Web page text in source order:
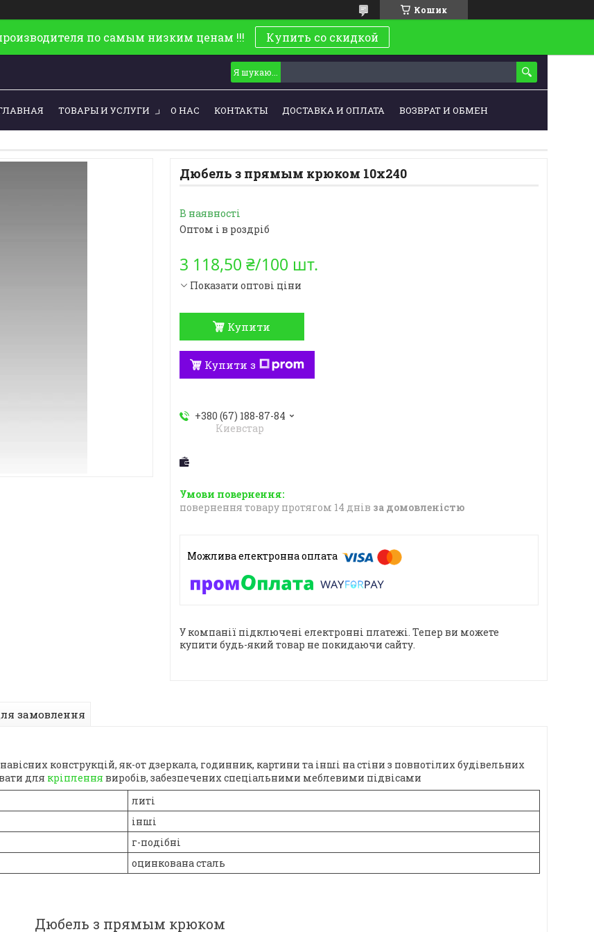
Кошик
по самым низким ценам !!! Купить со скидкой
ТОВАРЫ И УСЛУГИ О НАС КОНТАКТЫ ДОСТАВКА И ОПЛАТА ВОЗВРАТ И ОБМЕН
Дюбель з прямым крюком 10х240
В наявності
Оптом і в роздріб
3 118,50 ₴/100 шт.
Показати оптові ціни
Купити
Купити з
+380 (67) 188-87-84
Киевстар
повернення товару протягом 14 днів за домовленістю
У компанії підключені електронні платежі. Тепер ви можете
купити будь-який товар не покидаючи сайту.
замовлення
конструкцій, як-от дзеркала, годинник, картини та інші на стіни з повнотілих будівельних
для кріплення виробів, забезпечених спеціальними меблевими підвісами
литі
інші
г-подібні
оцинкована сталь
Дюбель з прямым крюком